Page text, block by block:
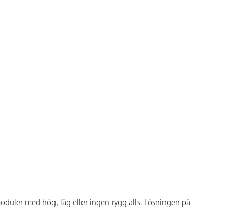
med hög, låg eller ingen rygg alls. Lösningen på